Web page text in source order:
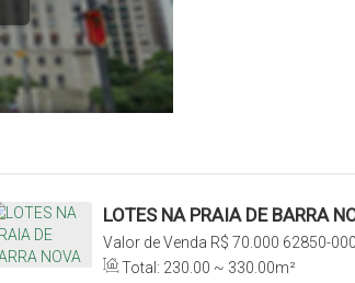
LOTES NA PRAIA DE BARRA
R$ 70.000
Valor de Venda
62850-
Cascavel, Ceará, Brasil
Total: 230 .00 ~ 330 .00m²